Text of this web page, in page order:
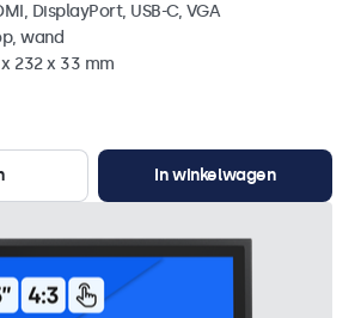
DisplayPort, USB-C, VGA
wand
232 x 33 mm
In winkelwagen